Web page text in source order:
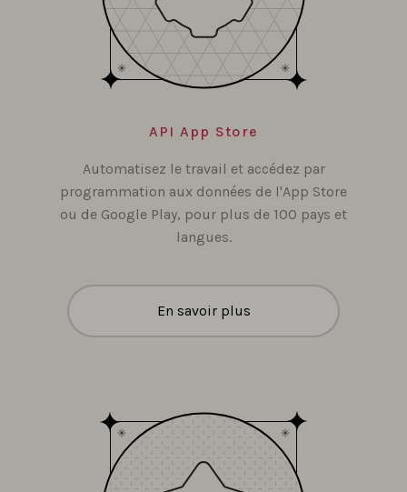
API App Store
Automatisez le travail et accédez par
programmation aux données de l'App Store
ou de Google Play, pour plus de 100 pays et
langues.
En savoir plus